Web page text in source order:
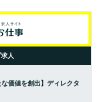
人
な価値を創出】ディレクタ